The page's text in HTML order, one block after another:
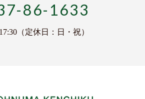
86-1633
（定休日：日・祝）